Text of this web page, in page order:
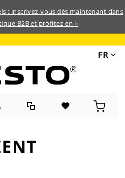
: inscrivez-vous dès maintenant dans
B2B et profitez-en »
FR